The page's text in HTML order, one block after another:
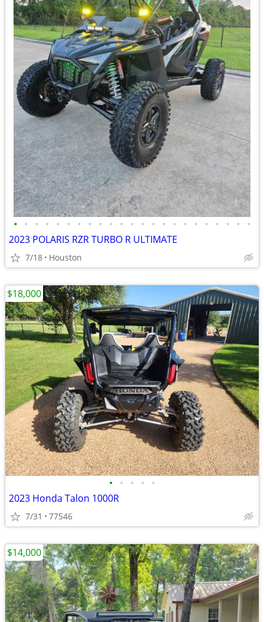
• • • • • • • • • • • • • • • • • • • • • • •
2023 POLARIS RZR TURBO R ULTIMATE
7/18 Houston
• • • • •
2023 Honda Talon 1000R
7/31 77546
$18,000
$14,000